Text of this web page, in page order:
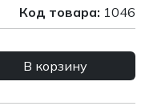
Код товара: 1046
В корзину